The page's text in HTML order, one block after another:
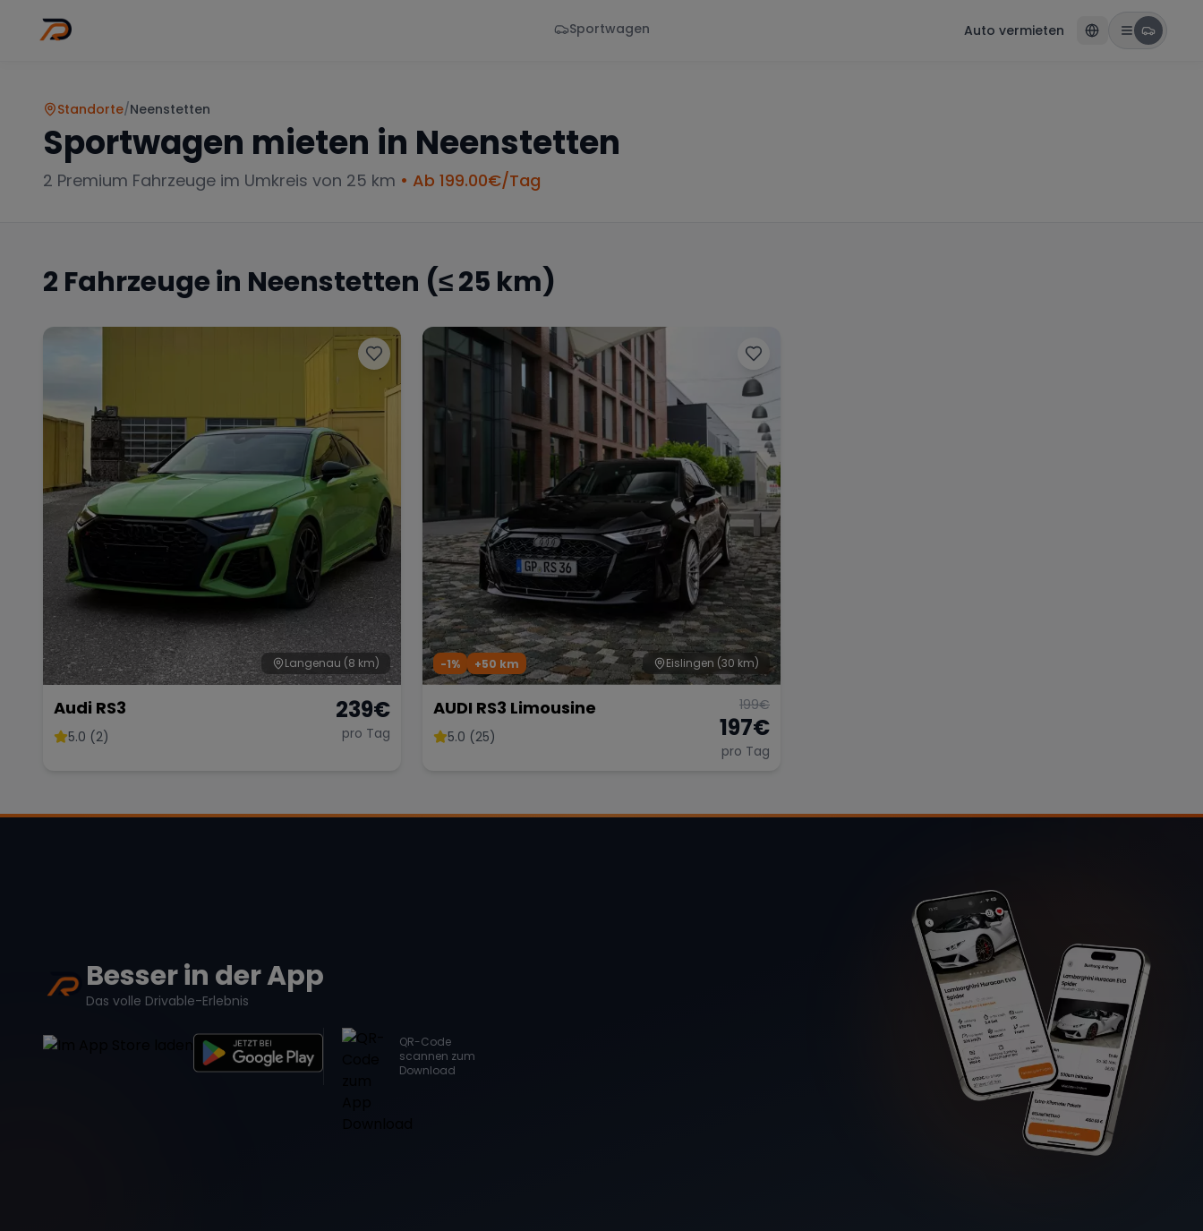
Sportwagen Auto vermieten
Standorte/Neenstetten
Sportwagen mieten in Neenstetten
2 Premium Fahrzeuge im Umkreis von 25 km • Ab 199.00€/Tag
2 Fahrzeuge in Neenstetten (≤ 25 km)
Langenau (8 km)
Audi RS3
5.0 (2)
239€
pro Tag
Eislingen (30 km)
-1% +50 km
AUDI RS3 Limousine
5.0 (25)
199€
197€
pro Tag
Besser in der App
Das volle Drivable-Erlebnis
QR-Code
scannen zum
Download